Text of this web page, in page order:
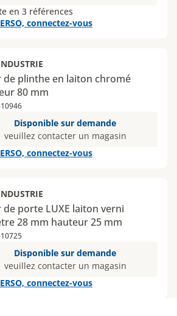
en 3 références
connectez-vous
de plinthe en laiton chromé
80 mm
Disponible sur demande
veuillez contacter un magasin
connectez-vous
de porte LUXE laiton verni
28 mm hauteur 25 mm
Disponible sur demande
veuillez contacter un magasin
connectez-vous